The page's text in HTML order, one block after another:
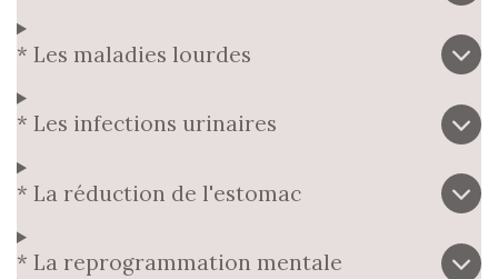
* Les maladies lourdes
* Les infections urinaires
* La réduction de l'estomac
* La reprogrammation mentale